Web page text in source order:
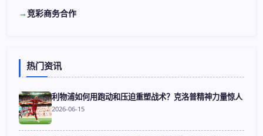
竞彩商务合作
热门资讯
利物浦如何用跑动和压迫重塑战术？克洛普精神力量惊人
2026-06-15